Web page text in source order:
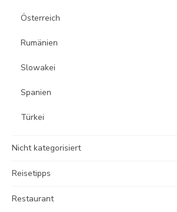
Österreich
Rumänien
Slowakei
Spanien
Türkei
Nicht kategorisiert
Reisetipps
Restaurant